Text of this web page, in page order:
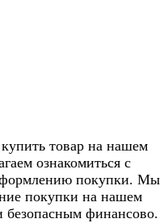
товар на нашем
ознакомиться с
покупки. Мы
покупки на нашем
безопасным финансово.